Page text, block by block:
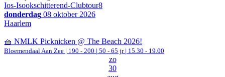
Ios-Isookschitterend-Clubtour8
donderdag 08 oktober 2026
Haarlem
🧺 NMLK Picknicken @ The Beach 2026!
Bloemendaal Aan Zee | 190 - 200 | 50 - 65 jr | 15.30 - 19.00
zo
30